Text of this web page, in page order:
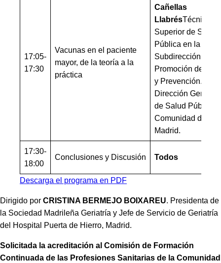
17:05-
17:30
Vacunas en el paciente
mayor, de la teoría a la
práctica
Cañellas
LlabrésTécnico
Superior de Salud
Pública en la
Subdirección de
Promoción de
y Prevención.
Dirección General
de Salud Pública.
Comunidad de
Madrid.
17:30-
18:00
Conclusiones y Discusión Todos
Descarga el programa en PDF
Dirigido por CRISTINA BERMEJO BOIXAREU. Presidenta de
la Sociedad Madrileña Geriatría y Jefe de Servicio de Geriatría
del Hospital Puerta de Hierro, Madrid.
Solicitada la acreditación al Comisión de Formación
Continuada de las Profesiones Sanitarias de la Comunidad